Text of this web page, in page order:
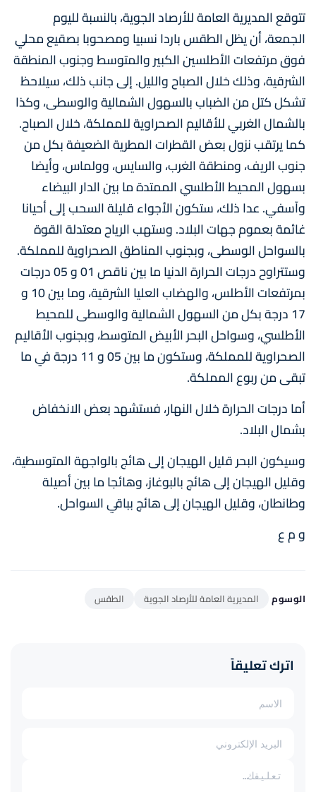
تتوقع المديرية العامة للأرصاد الجوية، بالنسبة لليوم
الجمعة، أن يظل الطقس باردا نسبيا ومصحوبا بصقيع محلي
فوق مرتفعات الأطلسين الكبير والمتوسط وجنوب المنطقة
الشرقية، وذلك خلال الصباح والليل. إلى جانب ذلك، سيلاحظ
تشكل كتل من الضباب بالسهول الشمالية والوسطى، وكذا
بالشمال الغربي للأقاليم الصحراوية للمملكة، خلال الصباح.
كما يرتقب نزول بعض القطرات المطرية الضعيفة بكل من
جنوب الريف، ومنطقة الغرب، والسايس، وولماس، وأيضا
بسهول المحيط الأطلسي الممتدة ما بين الدار البيضاء
وآسفي. عدا ذلك، ستكون الأجواء قليلة السحب إلى أحيانا
غائمة بعموم جهات البلاد. وستهب الرياح معتدلة القوة
بالسواحل الوسطى، وبجنوب المناطق الصحراوية للمملكة.
وستتراوح درجات الحرارة الدنيا ما بين ناقص 01 و 05 درجات
بمرتفعات الأطلس، والهضاب العليا الشرقية، وما بين 10 و
17 درجة بكل من السهول الشمالية والوسطى للمحيط
الأطلسي، وسواحل البحر الأبيض المتوسط، وبجنوب الأقاليم
الصحراوية للمملكة، وستكون ما بين 05 و 11 درجة في ما
تبقى من ربوع المملكة.
أما درجات الحرارة خلال النهار، فستشهد بعض الانخفاض
بشمال البلاد.
وسيكون البحر قليل الهيجان إلى هائج بالواجهة المتوسطية،
وقليل الهيجان إلى هائج بالبوغاز، وهائجا ما بين أصيلة
وطانطان، وقليل الهيجان إلى هائج بباقي السواحل.
و م ع
الوسوم المديرية العامة للأرصاد الجوية الطقس
اترك تعليقاً